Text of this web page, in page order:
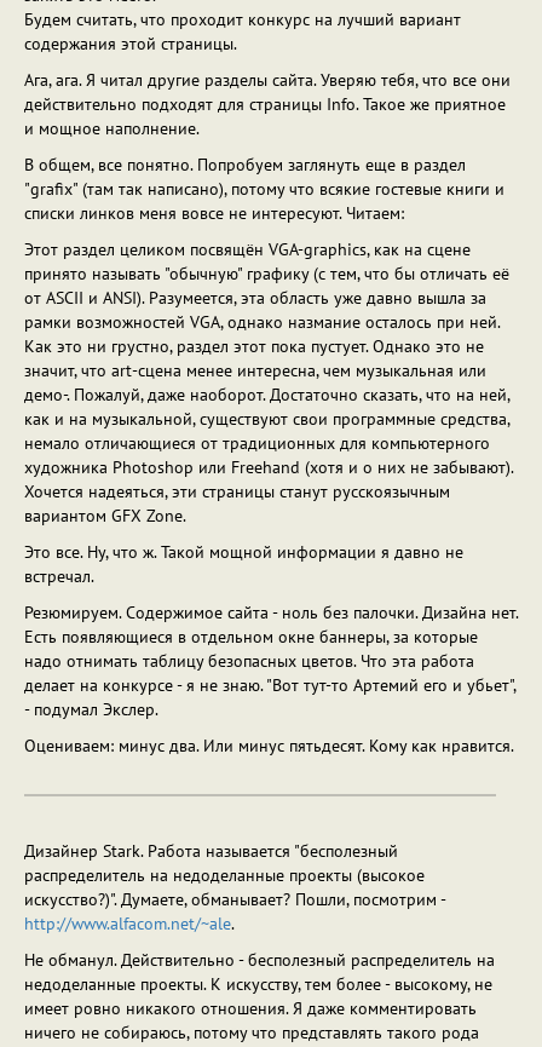
Будем считать, что проходит конкурс на лучший вариант
содержания этой страницы.
Ага, ага. Я читал другие разделы сайта. Уверяю тебя, что все они
действительно подходят для страницы Info. Такое же приятное
и мощное наполнение.
В общем, все понятно. Попробуем заглянуть еще в раздел
"grafix" (там так написано), потому что всякие гостевые книги и
списки линков меня вовсе не интересуют. Читаем:
Этот раздел целиком посвящён VGA-graphics, как на сцене
принято называть "обычную" графику (с тем, что бы отличать её
от ASCII и ANSI). Разумеется, эта область уже давно вышла за
рамки возможностей VGA, однако назмание осталось при ней.
Как это ни грустно, раздел этот пока пустует. Однако это не
значит, что art-сцена менее интересна, чем музыкальная или
демо-. Пожалуй, даже наоборот. Достаточно сказать, что на ней,
как и на музыкальной, существуют свои программные средства,
немало отличающиеся от традиционных для компьютерного
художника Photoshop или Freehand (хотя и о них не забывают).
Хочется надеяться, эти страницы станут русскоязычным
вариантом GFX Zone.
Это все. Ну, что ж. Такой мощной информации я давно не
встречал.
Резюмируем. Содержимое сайта - ноль без палочки. Дизайна нет.
Есть появляющиеся в отдельном окне баннеры, за которые
надо отнимать таблицу безопасных цветов. Что эта работа
делает на конкурсе - я не знаю. "Вот тут-то Артемий его и убьет",
- подумал Экслер.
Оцениваем: минус два. Или минус пятьдесят. Кому как нравится.
Дизайнер Stark. Работа называется "бесполезный
распределитель на недоделанные проекты (высокое
искусство?)". Думаете, обманывает? Пошли, посмотрим -
http://www.alfacom.net/~ale.
Не обманул. Действительно - бесполезный распределитель на
недоделанные проекты. К искусству, тем более - высокому, не
имеет ровно никакого отношения. Я даже комментировать
ничего не собираюсь, потому что представлять такого рода